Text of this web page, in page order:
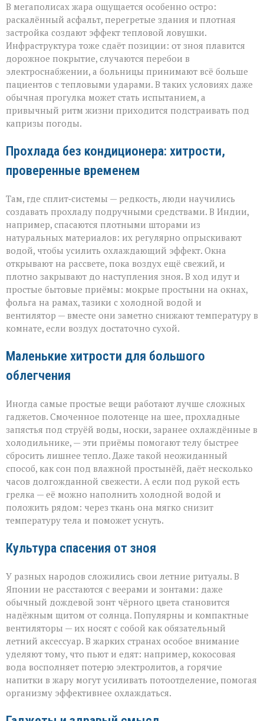
В мегаполисах жара ощущается особенно остро:
раскалённый асфальт, перегретые здания и плотная
застройка создают эффект тепловой ловушки.
Инфраструктура тоже сдаёт позиции: от зноя плавится
дорожное покрытие, случаются перебои в
электроснабжении, а больницы принимают всё больше
пациентов с тепловыми ударами. В таких условиях даже
обычная прогулка может стать испытанием, а
привычный ритм жизни приходится подстраивать под
капризы погоды.
Прохлада без кондиционера: хитрости,
проверенные временем
Там, где сплит‑системы — редкость, люди научились
создавать прохладу подручными средствами. В Индии,
например, спасаются плотными шторами из
натуральных материалов: их регулярно опрыскивают
водой, чтобы усилить охлаждающий эффект. Окна
открывают на рассвете, пока воздух ещё свежий, и
плотно закрывают до наступления зноя. В ход идут и
простые бытовые приёмы: мокрые простыни на окнах,
фольга на рамах, тазики с холодной водой и
вентилятор — вместе они заметно снижают температуру в
комнате, если воздух достаточно сухой.
Маленькие хитрости для большого
облегчения
Иногда самые простые вещи работают лучше сложных
гаджетов. Смоченное полотенце на шее, прохладные
запястья под струёй воды, носки, заранее охлаждённые в
холодильнике, — эти приёмы помогают телу быстрее
сбросить лишнее тепло. Даже такой неожиданный
способ, как сон под влажной простынёй, даёт несколько
часов долгожданной свежести. А если под рукой есть
грелка — её можно наполнить холодной водой и
положить рядом: через ткань она мягко снизит
температуру тела и поможет уснуть.
Культура спасения от зноя
У разных народов сложились свои летние ритуалы. В
Японии не расстаются с веерами и зонтами: даже
обычный дождевой зонт чёрного цвета становится
надёжным щитом от солнца. Популярны и компактные
вентиляторы — их носят с собой как обязательный
летний аксессуар. В жарких странах особое внимание
уделяют тому, что пьют и едят: например, кокосовая
вода восполняет потерю электролитов, а горячие
напитки в жару могут усиливать потоотделение, помогая
организму эффективнее охлаждаться.